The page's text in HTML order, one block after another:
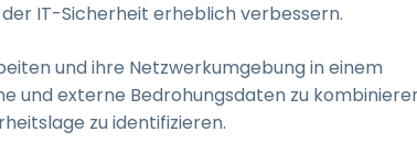
IT-Sicherheit erheblich verbessern.
und ihre Netzwerkumgebung in einem
und externe Bedrohungsdaten zu
zu identifizieren.